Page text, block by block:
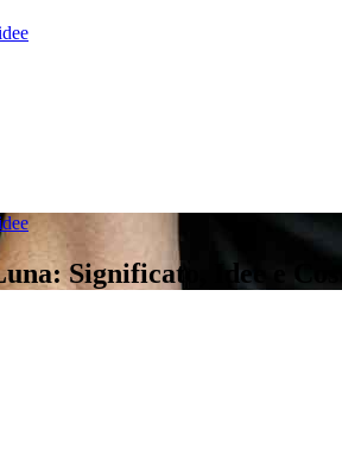
Significato, Idee e Costi